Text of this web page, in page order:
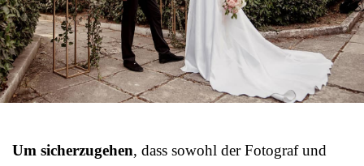
Um sicherzugehen, dass sowohl der Fotograf und